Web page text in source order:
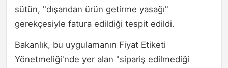
sütün, "dışarıdan ürün getirme yasağı"
gerekçesiyle fatura edildiği tespit edildi.
Bakanlık, bu uygulamanın Fiyat Etiketi
Yönetmeliği'nde yer alan "sipariş edilmediği